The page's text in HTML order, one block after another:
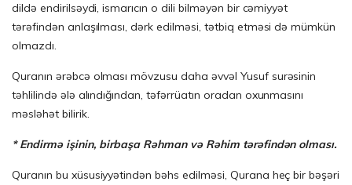
dildə endirilsəydi, ismarıcın o dili bilməyən bir cəmiyyət
tərəfindən anlaşılması, dərk edilməsi, tətbiq etməsi də mümkün
olmazdı.
Quranın ərəbcə olması mövzusu daha əvvəl Yusuf surəsinin
təhlilində ələ alındığından, təfərrüatın oradan oxunmasını
məsləhət bilirik.
* Endirmə işinin, birbaşa Rəhman və Rəhim tərəfindən olması.
Quranın bu xüsusiyyətindən bəhs edilməsi, Qurana heç bir bəşəri